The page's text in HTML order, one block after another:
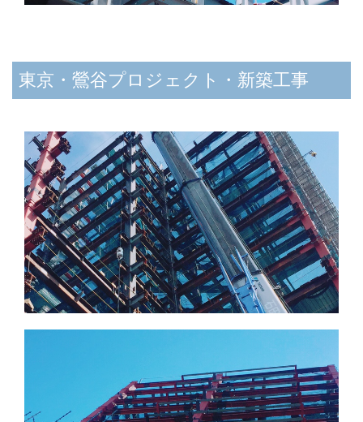
東京・鶯谷プロジェクト・新築工事